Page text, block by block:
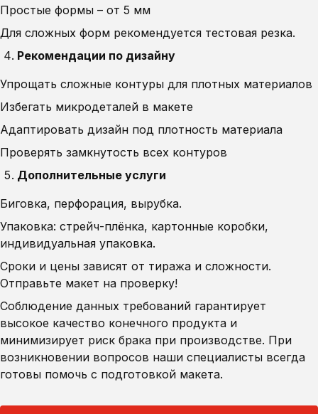
Простые формы – от 5 мм
Для сложных форм рекомендуется тестовая резка.
Рекомендации по дизайну
Упрощать сложные контуры для плотных материалов
Избегать микродеталей в макете
Адаптировать дизайн под плотность материала
Проверять замкнутость всех контуров
Дополнительные услуги
Биговка, перфорация, вырубка.
Упаковка: стрейч-плёнка, картонные коробки,
индивидуальная упаковка.
Сроки и цены зависят от тиража и сложности.
Отправьте макет на проверку!
Соблюдение данных требований гарантирует
высокое качество конечного продукта и
минимизирует риск брака при производстве. При
возникновении вопросов наши специалисты всегда
готовы помочь с подготовкой макета.